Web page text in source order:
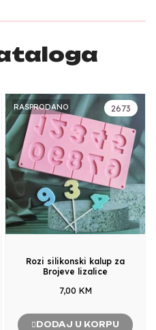
2673
RASPRODANO
Rozi silikonski kalup za
Brojeve lizalice
7,00 KM
DODAJ U KORPU